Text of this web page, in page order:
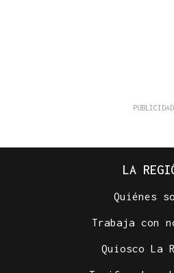
LA
Quiénes
Trabaja con
Quiosco La